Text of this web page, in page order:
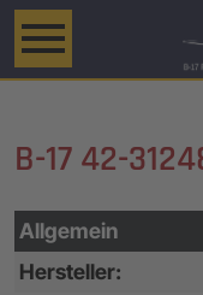
B-17 42-
Allgemein
Hersteller: